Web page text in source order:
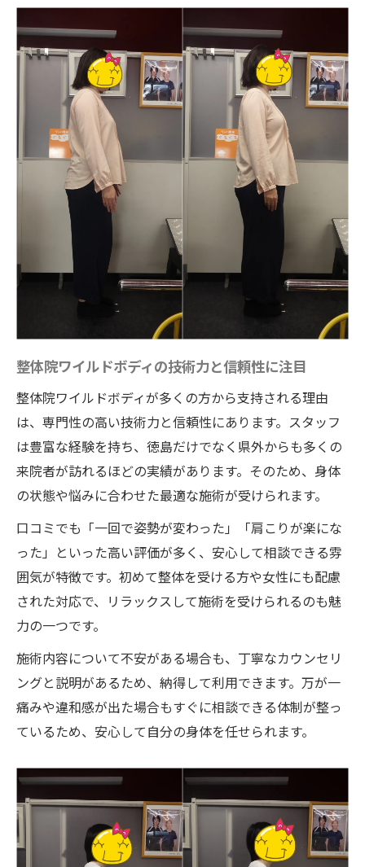
整体院ワイルドボディの技術力と信頼性に注目
整体院ワイルドボディが多くの方から支持される理由
は、専門性の高い技術力と信頼性にあります。スタッフ
は豊富な経験を持ち、徳島だけでなく県外からも多くの
来院者が訪れるほどの実績があります。そのため、身体
の状態や悩みに合わせた最適な施術が受けられます。
口コミでも「一回で姿勢が変わった」「肩こりが楽にな
った」といった高い評価が多く、安心して相談できる雰
囲気が特徴です。初めて整体を受ける方や女性にも配慮
された対応で、リラックスして施術を受けられるのも魅
力の一つです。
施術内容について不安がある場合も、丁寧なカウンセリ
ングと説明があるため、納得して利用できます。万が一
痛みや違和感が出た場合もすぐに相談できる体制が整っ
ているため、安心して自分の身体を任せられます。